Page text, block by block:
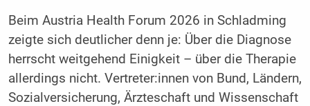
Beim Austria Health Forum 2026 in Schladming
zeigte sich deutlicher denn je: Über die Diagnose
herrscht weitgehend Einigkeit – über die Therapie
allerdings nicht. Vertreter:innen von Bund, Ländern,
Sozialversicherung, Ärzteschaft und Wissenschaft